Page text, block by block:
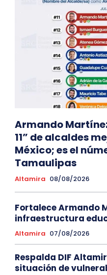
Armando
11” de alcaldes
México; es el
Tamaulipas
Altamira 08/08/2026
Fortalece Armando
infraestructura
Altamira 07/08/2026
Respalda DIF
situación de